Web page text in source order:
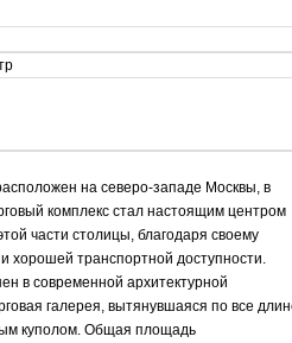
на северо-западе Москвы, в
комплекс стал настоящим центром
части столицы, благодаря своему
хорошей транспортной доступности.
в современной архитектурной
галерея, вытянувшаяся по все
куполом. Общая площадь